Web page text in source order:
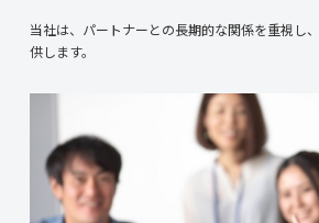
当社は、パートナーとの長期的な関係を重視し
供します。